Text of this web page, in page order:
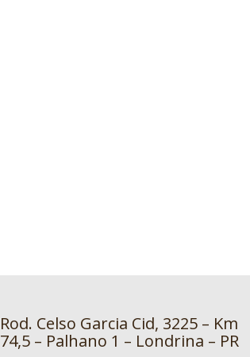
Rod. Celso Garcia Cid, 3225 – Km
74,5 – Palhano 1 – Londrina – PR